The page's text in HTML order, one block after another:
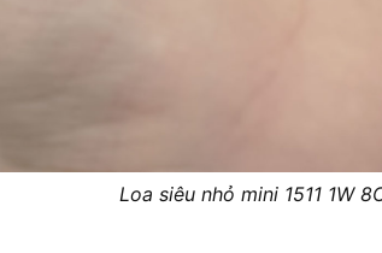
Loa siêu nhỏ mini 1511 1W